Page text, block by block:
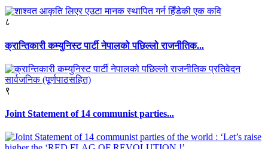
८
क्रान्तिकारी कम्युनिस्ट पार्टी नेपालको पछिल्लो राजनीतिक...
९
Joint Statement of 14 communist parties...